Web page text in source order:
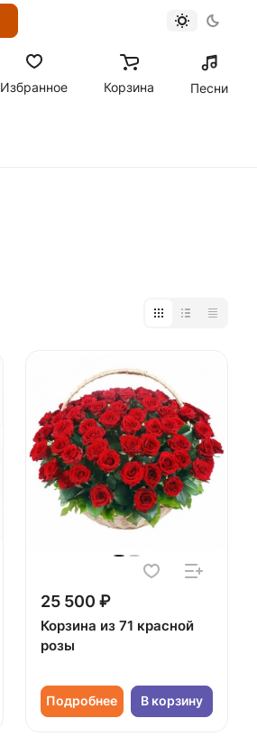
Избранное Корзина Песни
25 500 ₽
Корзина из 71 красной
розы
Подробнее В корзину